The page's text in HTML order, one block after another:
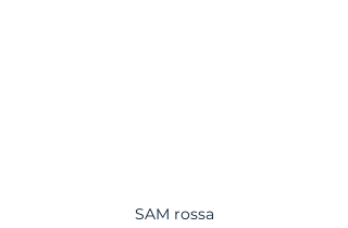
SAM rossa